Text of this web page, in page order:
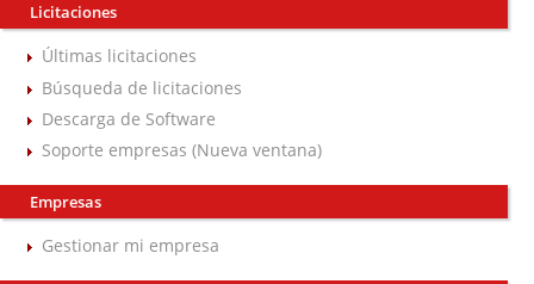
Licitaciones
Últimas licitaciones
Búsqueda de licitaciones
Descarga de Software
Soporte empresas (Nueva ventana)
Empresas
Gestionar mi empresa